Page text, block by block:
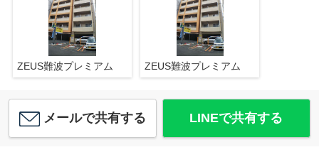
ZEUS難波プレミアム ZEUS難波プレミアム
メールで共有する LINEで共有する